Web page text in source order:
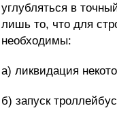
углубляться в
лишь то, что для
необходимы:
а) ликвидация
б) запуск